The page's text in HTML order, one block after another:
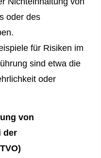
oder des
für Risiken im
sind etwa die
oder
von
der